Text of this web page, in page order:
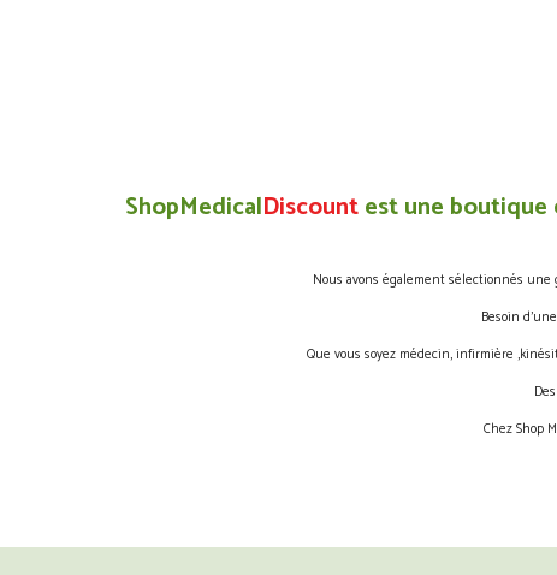
ShopMedicalDiscountest une boutique
Nous avons également sélectionnés
Besoin
Que vous soyez médecin, infirmière
Chez Shop